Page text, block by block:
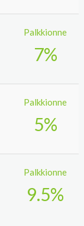
Palkkionne
7%
Palkkionne
5%
Palkkionne
9.5%